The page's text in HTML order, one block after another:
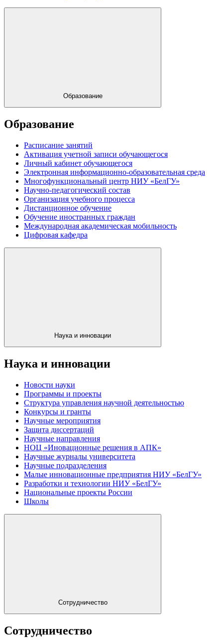
Образование
Образование
Расписание занятий
Активация учетной записи обучающегося
Личный кабинет обучающегося
Электронная информационно-образовательная среда
Многофункциональный центр НИУ «БелГУ»
Научно-педагогический состав
Организация учебного процесса
Дистанционное обучение
Обучение иностранных граждан
Международная академическая мобильность
Цифровая кафедра
Наука и инновации
Наука и инновации
Новости науки
Программы и проекты
Структура управления научной деятельностью
Конкурсы и гранты
Научные мероприятия
Защита диссертаций
Научные направления
НОЦ «Иновационные решения в АПК»
Научные журналы университета
Научные подразделения
Малые инновационные предприятия НИУ «БелГУ»
Разработки и технологии НИУ «БелГУ»
Национальные проекты России
Школы
Сотрудничество
Сотрудничество